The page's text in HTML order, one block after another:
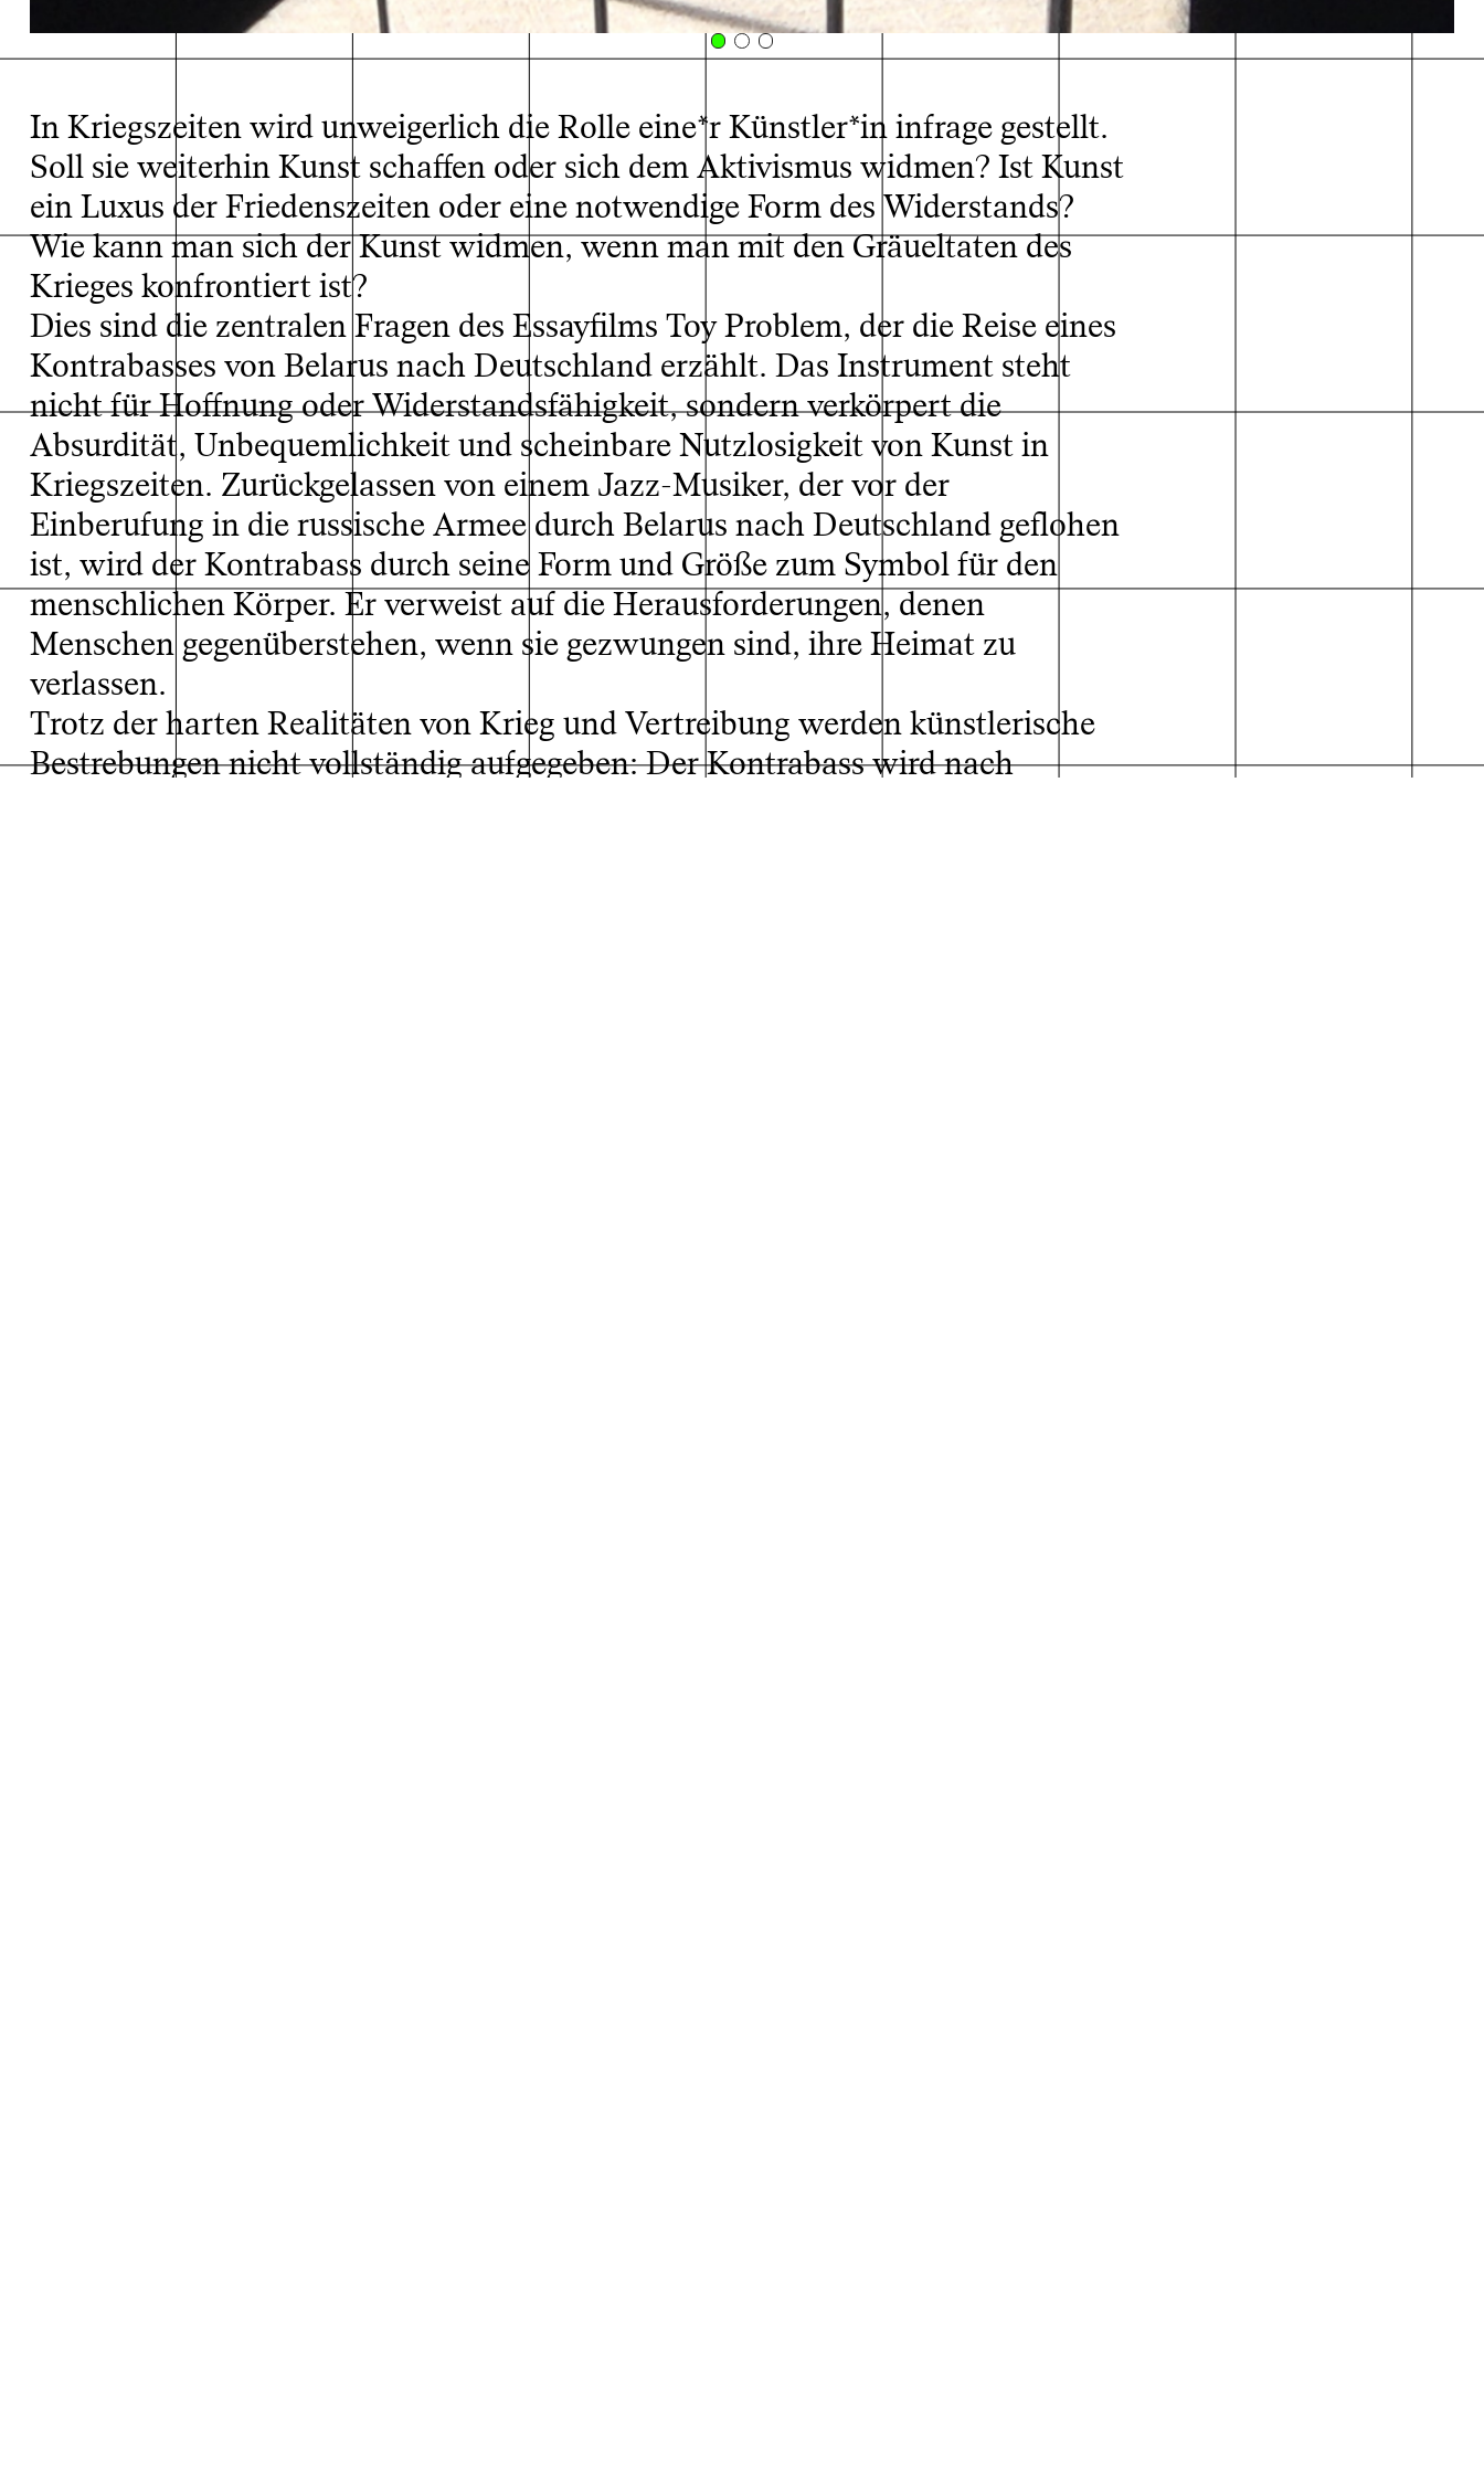
Toy Problem, 2025; Filmstill © Anja Zhukova
In Kriegszeiten wird unweigerlich die Rolle eine*r Künstler*in infrage gestellt.
Soll sie weiterhin Kunst schaffen oder sich dem Aktivismus widmen? Ist Kunst
ein Luxus der Friedenszeiten oder eine notwendige Form des Widerstands?
Wie kann man sich der Kunst widmen, wenn man mit den Gräueltaten des
Krieges konfrontiert ist?
Dies sind die zentralen Fragen des Essayfilms Toy Problem, der die Reise eines
Kontrabasses von Belarus nach Deutschland erzählt. Das Instrument steht
nicht für Hoffnung oder Widerstandsfähigkeit, sondern verkörpert die
Absurdität, Unbequemlichkeit und scheinbare Nutzlosigkeit von Kunst in
Kriegszeiten. Zurückgelassen von einem Jazz-Musiker, der vor der
Einberufung in die russische Armee durch Belarus nach Deutschland geflohen
ist, wird der Kontrabass durch seine Form und Größe zum Symbol für den
menschlichen Körper. Er verweist auf die Herausforderungen, denen
Menschen gegenüberstehen, wenn sie gezwungen sind, ihre Heimat zu
verlassen.
Trotz der harten Realitäten von Krieg und Vertreibung werden künstlerische
Bestrebungen nicht vollständig aufgegeben: Der Kontrabass wird nach
Projektarchiv der Absolvent*innen